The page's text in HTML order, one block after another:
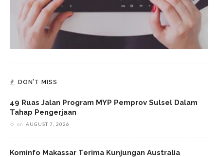
DON’T MISS
49 Ruas Jalan Program MYP Pemprov Sulsel Dalam
Tahap Pengerjaan
on AUGUST 7, 2026
Kominfo Makassar Terima Kunjungan Australia